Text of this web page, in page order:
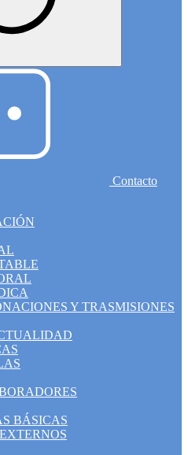
Contacto
Y TRASMISIONES
BÁSICAS